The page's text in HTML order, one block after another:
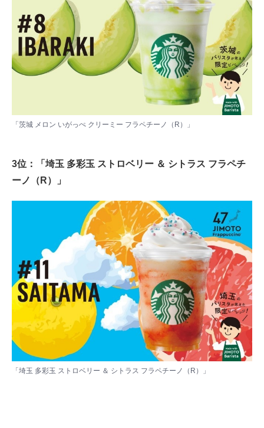
「茨城 メロン いがっぺ クリーミー フラペチーノ（R）」
3位：「埼玉 多彩玉 ストロベリー ＆ シトラス フラペチ
ーノ（R）」
「埼玉 多彩玉 ストロベリー ＆ シトラス フラペチーノ（R）」